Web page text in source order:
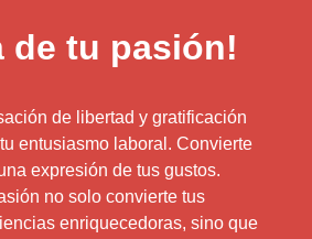
de tu pasión!
de libertad y gratificación
entusiasmo laboral. Convierte
expresión de tus gustos.
no solo convierte tus
enriquecedoras, sino que